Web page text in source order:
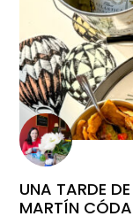
UNA TARDE
MARTÍN